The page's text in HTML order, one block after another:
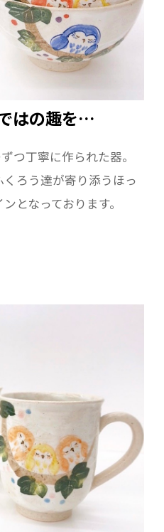
はの趣を…
つ丁寧に作られた器。
ろう達が寄り添うほっ
となっております。